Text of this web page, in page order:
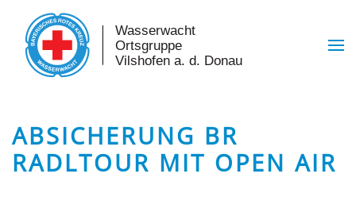
Skip to main content
ABSICHERUNG BR
RADLTOUR MIT OPEN AIR